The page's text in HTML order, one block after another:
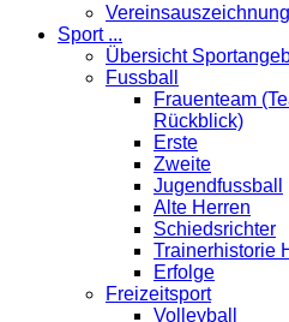
Sport ...
Übersicht
Fussball
Frauenteam
Rückblick)
Erste
Zweite
Jugendfussball
Alte Herren
Schiedsrichter
Trainerhistorie
Erfolge
Freizeitsport
Volleyball